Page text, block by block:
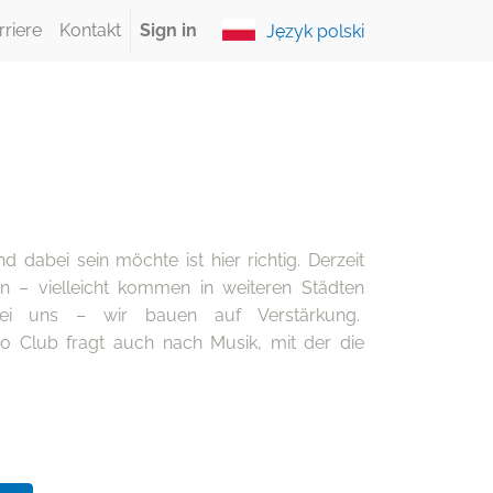
Kontakt Sign in Język polski
dabei sein möchte ist hier richtig. Derzeit
vielleicht kommen in weiteren Städten
uns – wir bauen auf Verstärkung.
Club fragt auch nach Musik, mit der die